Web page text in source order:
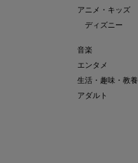
アニメ・キッズ
ディズニー
音楽
エンタメ
生活・趣味・教養
アダルト